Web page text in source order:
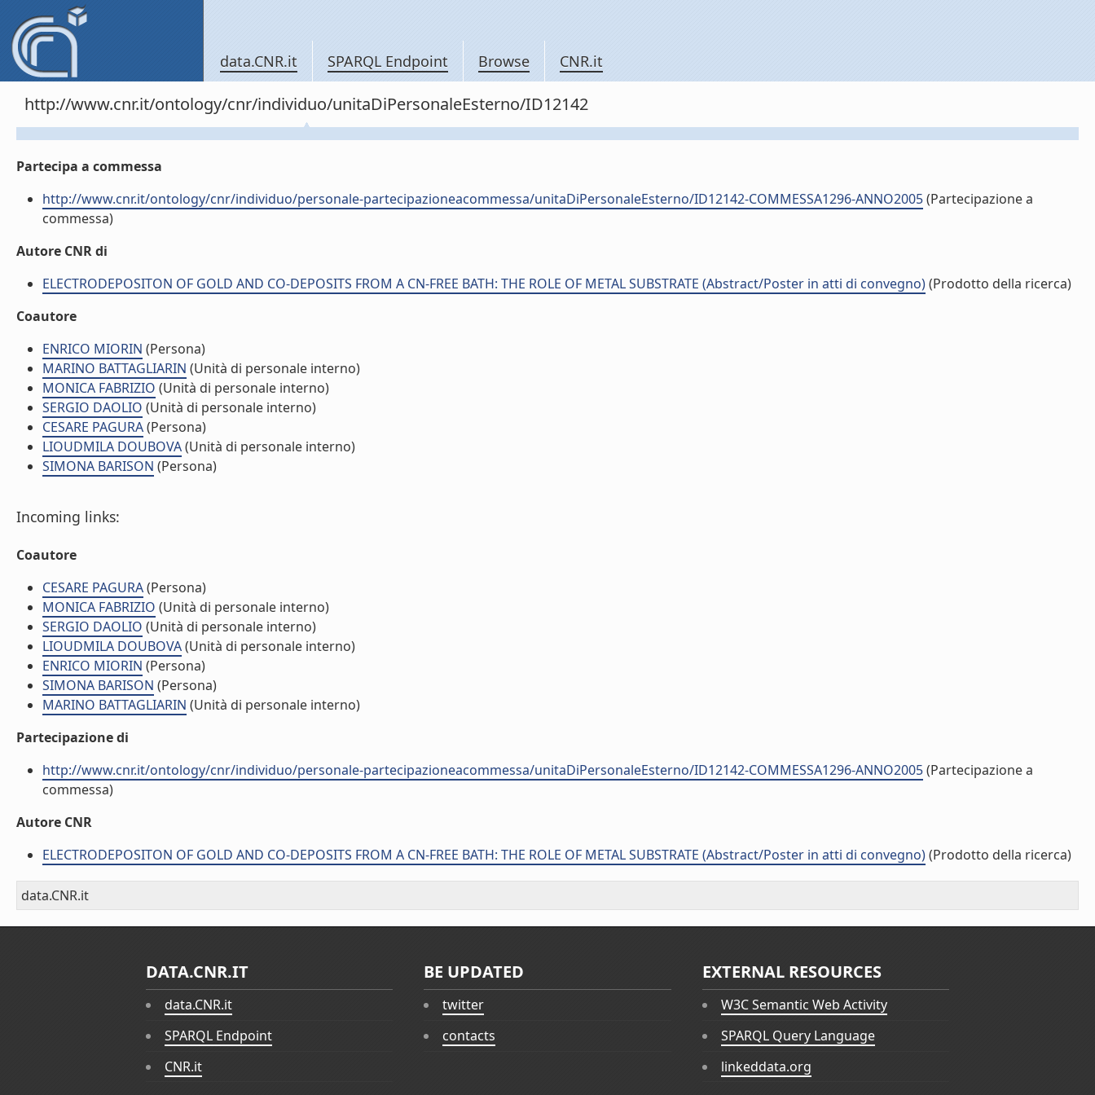
data.CNR.it SPARQL Endpoint Browse CNR.it
http://www.cnr.it/ontology/cnr/individuo/unitaDiPersonaleEsterno/ID12142
Partecipa a commessa
http://www.cnr.it/ontology/cnr/individuo/personale-partecipazioneacommessa/unitaDiPersonaleEsterno/ID12142-COMMESSA1296-ANNO2005(Partecipazione a
commessa)
Autore CNR di
ELECTRODEPOSITON OF GOLD AND CO-DEPOSITS FROM A CN-FREE BATH: THE ROLE OF METAL SUBSTRATE (Abstract/Poster in atti di convegno)(Prodotto della ricerca)
Coautore
ENRICO MIORIN (Persona)
MARINO BATTAGLIARIN (Unità di personale interno)
MONICA FABRIZIO (Unità di personale interno)
SERGIO DAOLIO (Unità di personale interno)
CESARE PAGURA(Persona)
LIOUDMILA DOUBOVA(Unità di personale interno)
SIMONA BARISON (Persona)
Incoming links:
Coautore
CESARE PAGURA(Persona)
MONICA FABRIZIO (Unità di personale interno)
SERGIO DAOLIO (Unità di personale interno)
LIOUDMILA DOUBOVA(Unità di personale interno)
ENRICO MIORIN (Persona)
SIMONA BARISON (Persona)
MARINO BATTAGLIARIN (Unità di personale interno)
Partecipazione di
http://www.cnr.it/ontology/cnr/individuo/personale-partecipazioneacommessa/unitaDiPersonaleEsterno/ID12142-COMMESSA1296-ANNO2005(Partecipazione a
commessa)
Autore CNR
ELECTRODEPOSITON OF GOLD AND CO-DEPOSITS FROM A CN-FREE BATH: THE ROLE OF METAL SUBSTRATE (Abstract/Poster in atti di convegno)(Prodotto della ricerca)
data.CNR.it
DATA.CNR.IT
data.CNR.it
SPARQL Endpoint
CNR.it
BE UPDATED
twitter
contacts
EXTERNAL RESOURCES
W3C Semantic Web Activity
SPARQL Query Language
linkeddata.org